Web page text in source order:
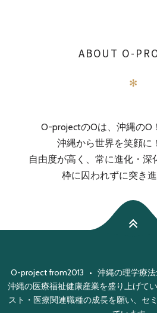
ABOUT O-
✻
O-projectのOは、沖縄のO
沖縄から世界を笑顔に
自由度が高く、常に進化・深
枠に囚われずに突き
O-project from2013 • 沖縄の理学療法
沖縄の医療福祉健康産業を盛り上げて
スト・医療関連職種の成長を願い、セ